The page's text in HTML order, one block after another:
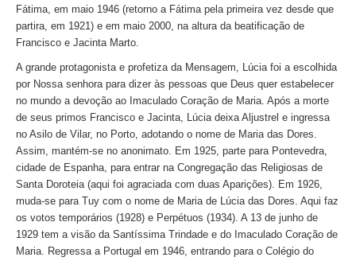
Fátima, em maio 1946 (retorno a Fátima pela primeira vez desde que
partira, em 1921) e em maio 2000, na altura da beatificação de
Francisco e Jacinta Marto.
A grande protagonista e profetiza da Mensagem, Lúcia foi a escolhida
por Nossa senhora para dizer às pessoas que Deus quer estabelecer
no mundo a devoção ao Imaculado Coração de Maria. Após a morte
de seus primos Francisco e Jacinta, Lúcia deixa Aljustrel e ingressa
no Asilo de Vilar, no Porto, adotando o nome de Maria das Dores.
Assim, mantém-se no anonimato. Em 1925, parte para Pontevedra,
cidade de Espanha, para entrar na Congregação das Religiosas de
Santa Doroteia (aqui foi agraciada com duas Aparições). Em 1926,
muda-se para Tuy com o nome de Maria de Lúcia das Dores. Aqui faz
os votos temporários (1928) e Perpétuos (1934). A 13 de junho de
1929 tem a visão da Santíssima Trindade e do Imaculado Coração de
Maria. Regressa a Portugal em 1946, entrando para o Colégio do